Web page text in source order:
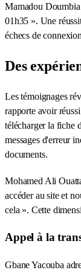
Mamadou
01h35 ». Une
échecs de
Des
Les témoignages
rapporte avoir
télécharger la fiche
messages d'erreur
documents.
Mohamed Ali
accéder au site et
cela ». Cette
Appel à la
Gbane Yacouba